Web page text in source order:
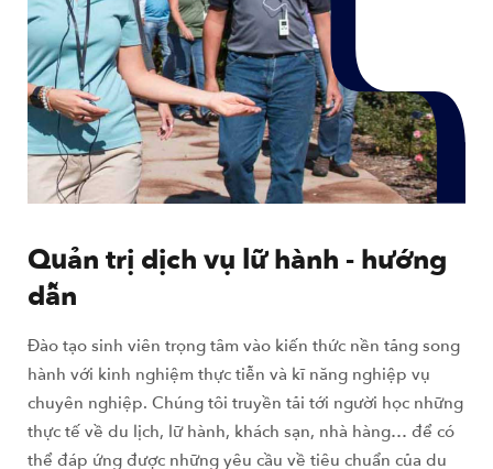
Quản trị dịch vụ lữ hành - hướng
dẫn
Đào tạo sinh viên trọng tâm vào kiến thức nền tảng song
hành với kinh nghiệm thực tiễn và kĩ năng nghiệp vụ
chuyên nghiệp. Chúng tôi truyền tải tới người học những
thực tế về du lịch, lữ hành, khách sạn, nhà hàng… để có
thể đáp ứng được những yêu cầu về tiêu chuẩn của du